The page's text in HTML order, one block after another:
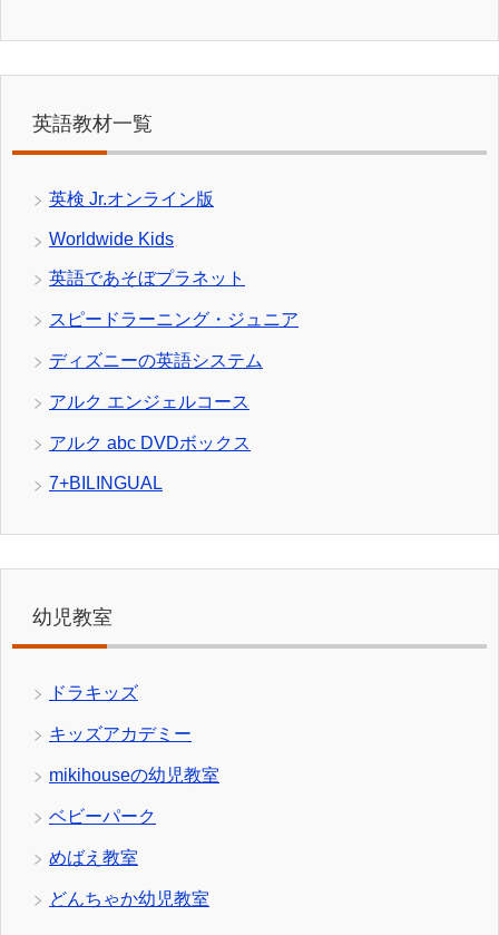
英語教材一覧
英検 Jr.オンライン版
Worldwide Kids
英語であそぼプラネット
スピードラーニング・ジュニア
ディズニーの英語システム
アルク エンジェルコース
アルク abc DVDボックス
7+BILINGUAL
幼児教室
ドラキッズ
キッズアカデミー
mikihouseの幼児教室
ベビーパーク
めばえ教室
どんちゃか幼児教室